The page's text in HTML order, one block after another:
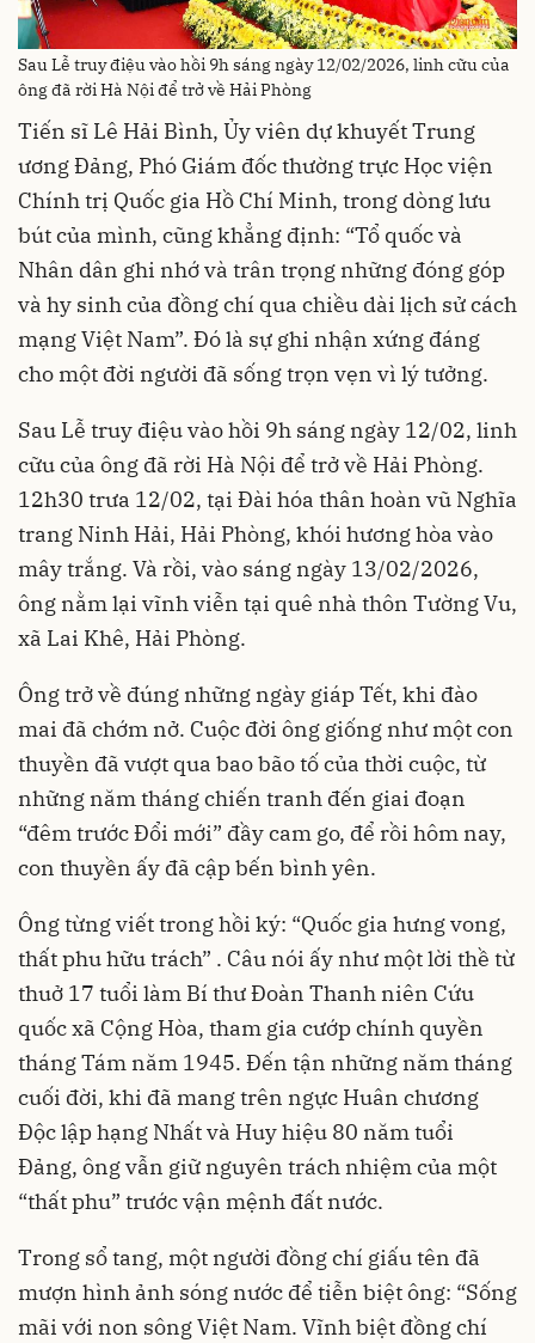
Sau Lễ truy điệu vào hồi 9h sáng ngày 12/02/2026, linh cữu của
ông đã rời Hà Nội để trở về Hải Phòng
Tiến sĩ Lê Hải Bình, Ủy viên dự khuyết Trung
ương Đảng, Phó Giám đốc thường trực Học viện
Chính trị Quốc gia Hồ Chí Minh, trong dòng lưu
bút của mình, cũng khẳng định: “Tổ quốc và
Nhân dân ghi nhớ và trân trọng những đóng góp
và hy sinh của đồng chí qua chiều dài lịch sử cách
mạng Việt Nam”. Đó là sự ghi nhận xứng đáng
cho một đời người đã sống trọn vẹn vì lý tưởng.
Sau Lễ truy điệu vào hồi 9h sáng ngày 12/02, linh
cữu của ông đã rời Hà Nội để trở về Hải Phòng.
12h30 trưa 12/02, tại Đài hóa thân hoàn vũ Nghĩa
trang Ninh Hải, Hải Phòng, khói hương hòa vào
mây trắng. Và rồi, vào sáng ngày 13/02/2026,
ông nằm lại vĩnh viễn tại quê nhà thôn Tường Vu,
xã Lai Khê, Hải Phòng.
Ông trở về đúng những ngày giáp Tết, khi đào
mai đã chớm nở. Cuộc đời ông giống như một con
thuyền đã vượt qua bao bão tố của thời cuộc, từ
những năm tháng chiến tranh đến giai đoạn
“đêm trước Đổi mới” đầy cam go, để rồi hôm nay,
con thuyền ấy đã cập bến bình yên.
Ông từng viết trong hồi ký: “Quốc gia hưng vong,
thất phu hữu trách” . Câu nói ấy như một lời thề từ
thuở 17 tuổi làm Bí thư Đoàn Thanh niên Cứu
quốc xã Cộng Hòa, tham gia cướp chính quyền
tháng Tám năm 1945. Đến tận những năm tháng
cuối đời, khi đã mang trên ngực Huân chương
Độc lập hạng Nhất và Huy hiệu 80 năm tuổi
Đảng, ông vẫn giữ nguyên trách nhiệm của một
“thất phu” trước vận mệnh đất nước.
Trong sổ tang, một người đồng chí giấu tên đã
mượn hình ảnh sóng nước để tiễn biệt ông: “Sống
mãi với non sông Việt Nam. Vĩnh biệt đồng chí